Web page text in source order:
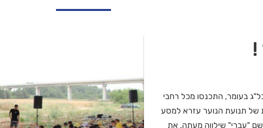
!
בעומר, התכנסו מכל רחבי
של תנועת הנוער עזרא למסע
"עברי" שילווה מעתה, את